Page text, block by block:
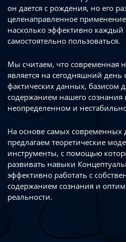
он дается с рождения, но его
целенаправленное применение
насколько эффективно каждый
самостоятельно пользоваться.
Мы считаем, что современная
является на сегодняшний день
фактических данных, базисом
содержанием нашего
неопределенном и
На основе самых
предлагаем теоретические
инструменты, с помощью
развивать навыки
эффективно работать с
содержанием сознания и
реальности.